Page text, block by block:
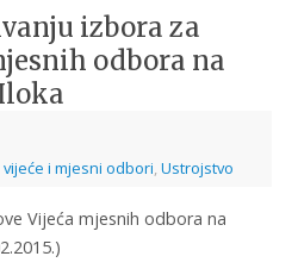
izbora za
odbora na
i mjesni odbori, Ustrojstvo
Vijeća mjesnih odbora na